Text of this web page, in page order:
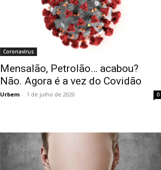
Coronavírus
Mensalão, Petrolão… acabou?
Não. Agora é a vez do Covidão
Urbem - 1 de julho de 2020 0